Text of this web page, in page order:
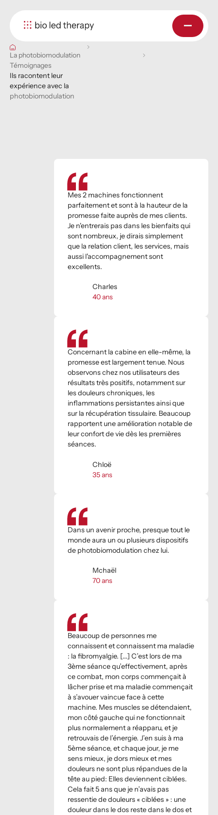
La photobiomodulation
Témoignages
Ils racontent leur
expérience avec la
photobiomodulation
Mes 2 machines fonctionnent
parfaitement et sont à la hauteur de la
promesse faite auprès de mes clients.
Je n'entrerais pas dans les bienfaits qui
sont nombreux, je dirais simplement
que la relation client, les services, mais
aussi l'accompagnement sont
excellents.
Charles
40ans
Concernant la cabine en elle-même, la
promesse est largement tenue. Nous
observons chez nos utilisateurs des
résultats très positifs, notamment sur
les douleurs chroniques, les
inflammations persistantes ainsi que
sur la récupération tissulaire. Beaucoup
rapportent une amélioration notable de
leur confort de vie dès les premières
séances.
Chloë
35ans
Dans un avenir proche, presque tout le
monde aura un ou plusieurs dispositifs
de photobiomodulation chez lui.
Mchaël
70ans
Beaucoup de personnes me
connaissent et connaissent ma maladie
: la fibromyalgie. [...] C’est lors de ma
3ème séance qu’effectivement, après
ce combat, mon corps commençait à
lâcher prise et ma maladie commençait
à s’avouer vaincue face à cette
machine. Mes muscles se détendaient,
mon côté gauche qui ne fonctionnait
plus normalement a réapparu, et je
retrouvais de l’énergie. J’en suis à ma
5ème séance, et chaque jour, je me
sens mieux, je dors mieux et mes
douleurs ne sont plus répandues de la
tête au pied: Elles deviennent ciblées.
Cela fait 5 ans que je n’avais pas
ressentie de douleurs « ciblées » : une
douleur dans le dos reste dans le dos et